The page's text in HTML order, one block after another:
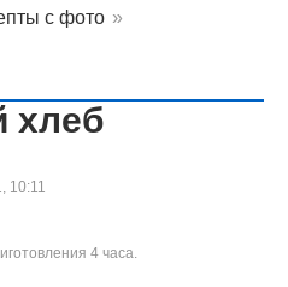
с фото »
хлеб
10:11
4 часа.